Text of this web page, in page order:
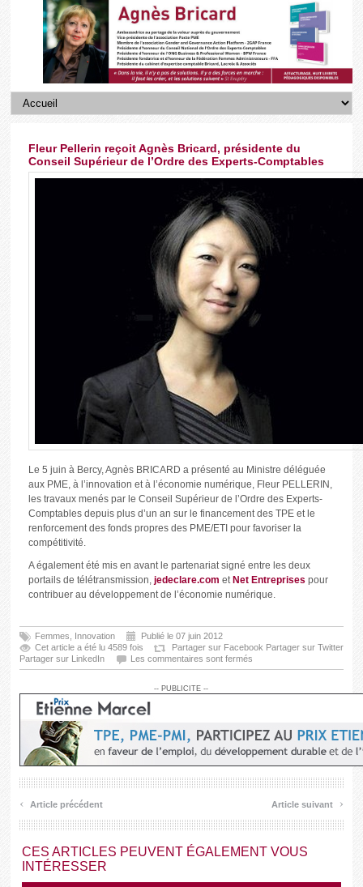
Fleur Pellerin reçoit Agnès Bricard, présidente du
Conseil Supérieur de l’Ordre des Experts-Comptables
Le 5 juin à Bercy, Agnès BRICARD a présenté au Ministre déléguée
aux PME, à l’innovation et à l’économie numérique, Fleur PELLERIN,
les travaux menés par le Conseil Supérieur de l’Ordre des Experts-
Comptables depuis plus d’un an sur le financement des TPE et le
renforcement des fonds propres des PME/ETI pour favoriser la
compétitivité.
A également été mis en avant le partenariat signé entre les deux
portails de télétransmission, jedeclare.com et Net Entreprises pour
contribuer au développement de l’économie numérique.
Femmes Innovation
Publié le 07 juin 2012
Cet article a été lu 4589 fois
Partager sur Facebook Partager sur Twitter
Partager sur LinkedIn
Les commentaires sont fermés
-- PUBLICITE --
‹ Article précédent Article suivant ›
CES ARTICLES PEUVENT ÉGALEMENT VOUS
INTÉRESSER